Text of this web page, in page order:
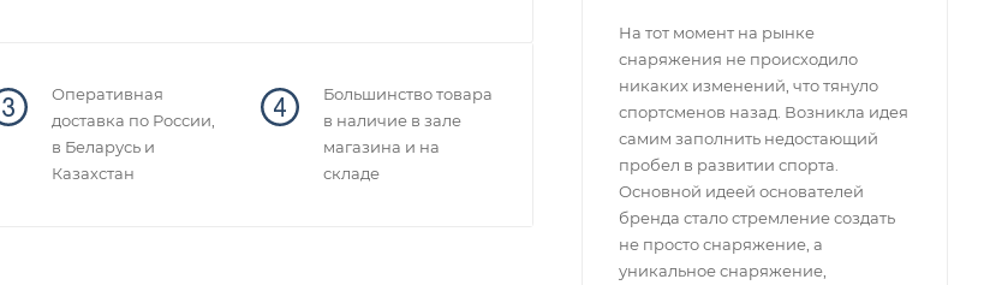
Оперативная
доставка по России,
в Беларусь и
Казахстан
Большинство товара
в наличие в зале
магазина и на
складе
На тот момент на рынке
снаряжения не происходило
никаких изменений, что тянуло
спортсменов назад. Возникла идея
самим заполнить недостающий
пробел в развитии спорта.
Основной идеей основателей
бренда стало стремление создать
не просто снаряжение, а
уникальное снаряжение,